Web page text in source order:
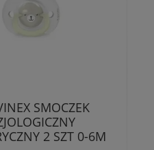
SMOCZEK
2 SZT 0-6M